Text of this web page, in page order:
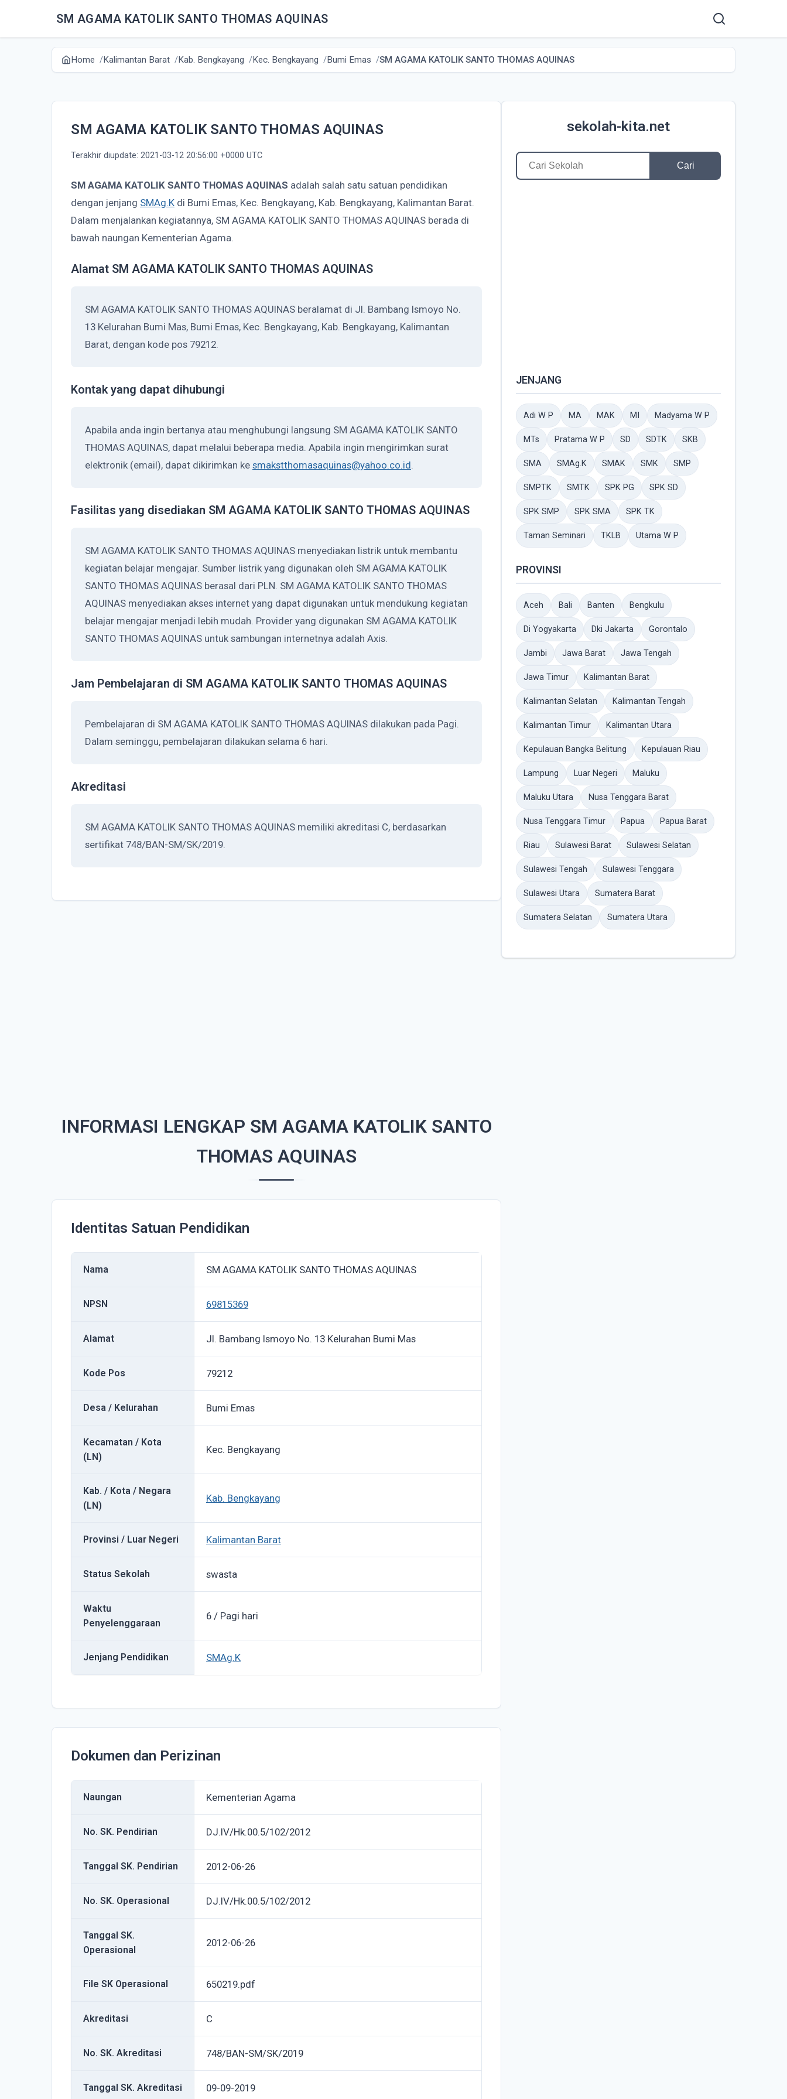
SM AGAMA KATOLIK SANTO THOMAS AQUINAS
Home Kalimantan Barat Kab. Bengkayang Kec. Bengkayang Bumi Emas SM AGAMA KATOLIK SANTO THOMAS AQUINAS
SM AGAMA KATOLIK SANTO THOMAS AQUINAS
Terakhir diupdate: 2021-03-12 20:56:00 +0000 UTC
SM AGAMA KATOLIK SANTO THOMAS AQUINAS adalah salah satu satuan pendidikan
dengan jenjang SMAg.K di Bumi Emas, Kec. Bengkayang, Kab. Bengkayang, Kalimantan Barat.
Dalam menjalankan kegiatannya, SM AGAMA KATOLIK SANTO THOMAS AQUINAS berada di
bawah naungan Kementerian Agama.
Alamat SM AGAMA KATOLIK SANTO THOMAS AQUINAS
SM AGAMA KATOLIK SANTO THOMAS AQUINAS beralamat di Jl. Bambang Ismoyo No.
13 Kelurahan Bumi Mas, Bumi Emas, Kec. Bengkayang, Kab. Bengkayang, Kalimantan
Barat, dengan kode pos 79212.
Kontak yang dapat dihubungi
Apabila anda ingin bertanya atau menghubungi langsung SM AGAMA KATOLIK SANTO
THOMAS AQUINAS, dapat melalui beberapa media. Apabila ingin mengirimkan surat
elektronik (email), dapat dikirimkan ke smakstthomasaquinas@yahoo.co.id.
Fasilitas yang disediakan SM AGAMA KATOLIK SANTO THOMAS AQUINAS
SM AGAMA KATOLIK SANTO THOMAS AQUINAS menyediakan listrik untuk membantu
kegiatan belajar mengajar. Sumber listrik yang digunakan oleh SM AGAMA KATOLIK
SANTO THOMAS AQUINAS berasal dari PLN. SM AGAMA KATOLIK SANTO THOMAS
AQUINAS menyediakan akses internet yang dapat digunakan untuk mendukung kegiatan
belajar mengajar menjadi lebih mudah. Provider yang digunakan SM AGAMA KATOLIK
SANTO THOMAS AQUINAS untuk sambungan internetnya adalah Axis.
Jam Pembelajaran di SM AGAMA KATOLIK SANTO THOMAS AQUINAS
Pembelajaran di SM AGAMA KATOLIK SANTO THOMAS AQUINAS dilakukan pada Pagi.
Dalam seminggu, pembelajaran dilakukan selama 6 hari.
Akreditasi
SM AGAMA KATOLIK SANTO THOMAS AQUINAS memiliki akreditasi C, berdasarkan
sertifikat 748/BAN-SM/SK/2019.
INFORMASI LENGKAP SM AGAMA KATOLIK SANTO
THOMAS AQUINAS
Identitas Satuan Pendidikan
Nama SM AGAMA KATOLIK SANTO THOMAS AQUINAS
NPSN 69815369
Alamat Jl. Bambang Ismoyo No. 13 Kelurahan Bumi Mas
Kode Pos 79212
Desa / Kelurahan Bumi Emas
Kecamatan / Kota
(LN)
Kec. Bengkayang
Kab. / Kota / Negara
(LN)
Kab. Bengkayang
Provinsi / Luar Negeri Kalimantan Barat
Status Sekolah swasta
Waktu
Penyelenggaraan
6 / Pagi hari
Jenjang Pendidikan SMAg.K
Dokumen dan Perizinan
Naungan Kementerian Agama
No. SK. Pendirian DJ.IV/Hk.00.5/102/2012
Tanggal SK. Pendirian 2012-06-26
No. SK. Operasional DJ.IV/Hk.00.5/102/2012
Tanggal SK.
Operasional
2012-06-26
File SK Operasional 650219.pdf
Akreditasi C
No. SK. Akreditasi 748/BAN-SM/SK/2019
Tanggal SK. Akreditasi 09-09-2019
sekolah-kita.net
Cari
JENJANG
Adi W P MA MAK MI Madyama W P
MTs Pratama W P SD SDTK SKB
SMA SMAg.K SMAK SMK SMP
SMPTK SMTK SPK PG SPK SD
SPK SMP SPK SMA SPK TK
Taman Seminari TKLB Utama W P
PROVINSI
Aceh Bali Banten Bengkulu
Di Yogyakarta Dki Jakarta Gorontalo
Jambi Jawa Barat Jawa Tengah
Jawa Timur Kalimantan Barat
Kalimantan Selatan Kalimantan Tengah
Kalimantan Timur Kalimantan Utara
Kepulauan Bangka Belitung Kepulauan Riau
Lampung Luar Negeri Maluku
Maluku Utara Nusa Tenggara Barat
Nusa Tenggara Timur Papua Papua Barat
Riau Sulawesi Barat Sulawesi Selatan
Sulawesi Tengah Sulawesi Tenggara
Sulawesi Utara Sumatera Barat
Sumatera Selatan Sumatera Utara